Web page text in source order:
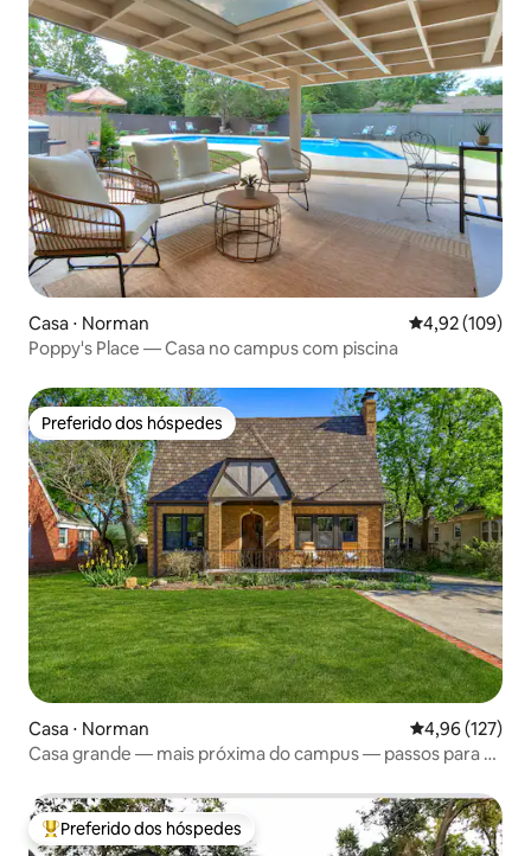
Casa ⋅ Norman 4,92 de uma
4,92 (109)
Poppy's Place — Casa no campus com piscina
Preferido dos hóspedes
Preferido dos hóspedes
Casa ⋅ Norman 4,96 de uma
4,96 (127)
Casa grande — mais próxima do campus — passos para o
Entre os melhores preferidos dos hóspedes
Preferido dos hóspedes